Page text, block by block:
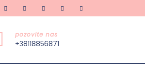
pozovite nas
+38118856871